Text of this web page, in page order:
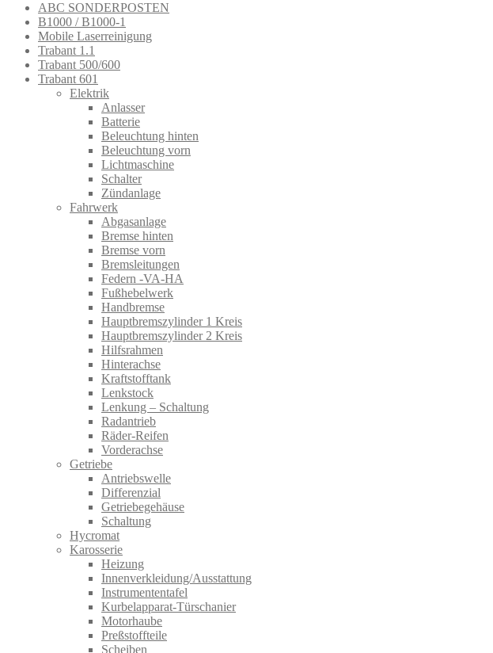
ABC SONDERPOSTEN
B1000 / B1000-1
Mobile Laserreinigung
Trabant 1.1
Trabant 500/600
Trabant 601
Elektrik
Anlasser
Batterie
Beleuchtung hinten
Beleuchtung vorn
Lichtmaschine
Schalter
Zündanlage
Fahrwerk
Abgasanlage
Bremse hinten
Bremse vorn
Bremsleitungen
Federn -VA-HA
Fußhebelwerk
Handbremse
Hauptbremszylinder 1 Kreis
Hauptbremszylinder 2 Kreis
Hilfsrahmen
Hinterachse
Kraftstofftank
Lenkstock
Lenkung – Schaltung
Radantrieb
Räder-Reifen
Vorderachse
Getriebe
Antriebswelle
Differenzial
Getriebegehäuse
Schaltung
Hycromat
Karosserie
Heizung
Innenverkleidung/Ausstattung
Instrumententafel
Kurbelapparat-Türschanier
Motorhaube
Preßstoffteile
Scheiben